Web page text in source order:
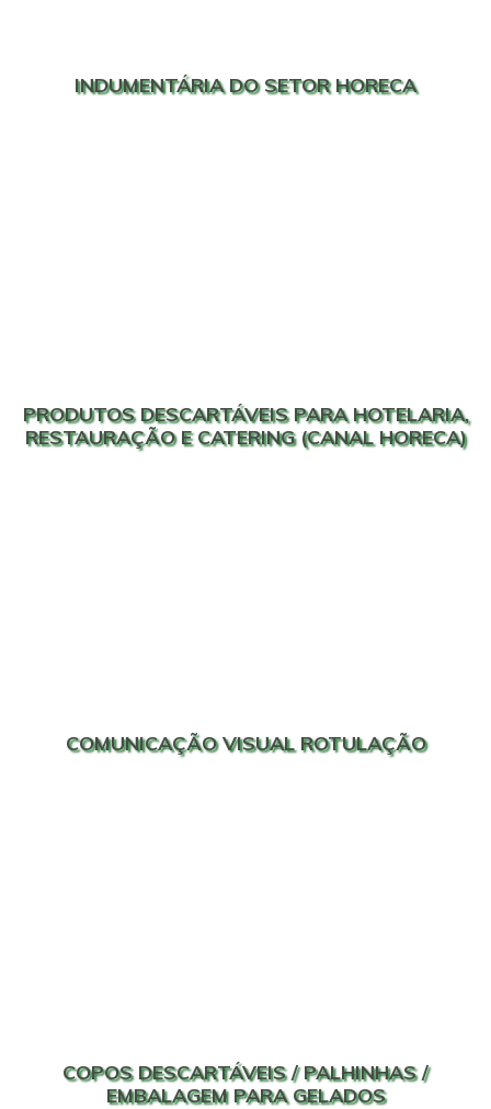
INDUMENTÁRIA DO SETOR HORECA
PRODUTOS DESCARTÁVEIS PARA HOTELARIA,
RESTAURAÇÃO E CATERING (CANAL HORECA)
COMUNICAÇÃO VISUAL ROTULAÇÃO
COPOS DESCARTÁVEIS / PALHINHAS /
EMBALAGEM PARA GELADOS